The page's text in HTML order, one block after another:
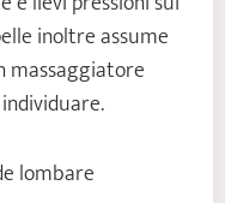
inoltre assume
massaggiatore
lombare